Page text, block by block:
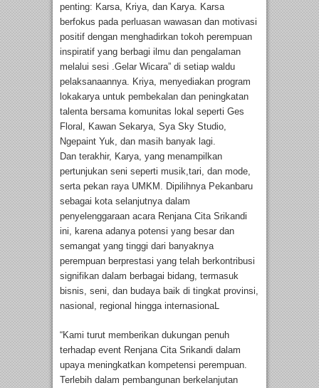
penting: Karsa, Kriya, dan Karya. Karsa
berfokus pada perluasan wawasan dan motivasi
positif dengan menghadirkan tokoh perempuan
inspiratif yang berbagi ilmu dan pengalaman
melalui sesi .Gelar Wicara” di setiap waldu
pelaksanaannya. Kriya, menyediakan program
lokakarya untuk pembekalan dan peningkatan
talenta bersama komunitas lokal seperti Ges
Floral, Kawan Sekarya, Sya Sky Studio,
Ngepaint Yuk, dan masih banyak lagi.
Dan terakhir, Karya, yang menampilkan
pertunjukan seni seperti musik,tari, dan mode,
serta pekan raya UMKM. Dipilihnya Pekanbaru
sebagai kota selanjutnya dalam
penyelenggaraan acara Renjana Cita Srikandi
ini, karena adanya potensi yang besar dan
semangat yang tinggi dari banyaknya
perempuan berprestasi yang telah berkontribusi
signifikan dalam berbagai bidang, termasuk
bisnis, seni, dan budaya baik di tingkat provinsi,
nasional, regional hingga internasionaL
“Kami turut memberikan dukungan penuh
terhadap event Renjana Cita Srikandi dalam
upaya meningkatkan kompetensi perempuan.
Terlebih dalam pembangunan berkelanjutan